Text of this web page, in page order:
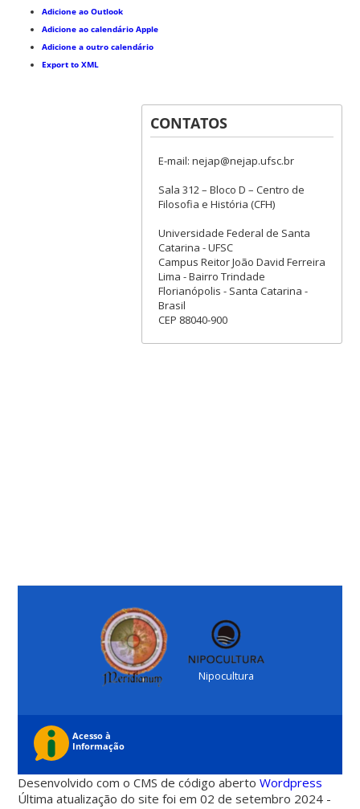
Adicione ao Outlook
Adicione ao calendário Apple
Adicione a outro calendário
Export to XML
CONTATOS
E-mail: nejap@nejap.ufsc.br
Sala 312 – Bloco D – Centro de
Filosofia e História (CFH)
Universidade Federal de Santa
Catarina - UFSC
Campus Reitor João David Ferreira
Lima - Bairro Trindade
Florianópolis - Santa Catarina -
Brasil
CEP 88040-900
Nipocultura
Desenvolvido com o CMS de código abertoWordpress
Última atualização do site foi em 02 de setembro 2024 -